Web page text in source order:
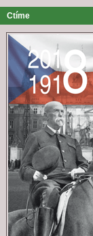
Ctíme